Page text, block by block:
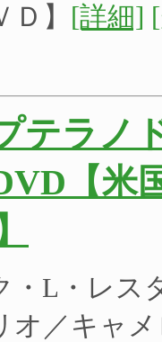
Ｄ】 [詳細]
テラノ
【米
・L・レス
オ／キャ